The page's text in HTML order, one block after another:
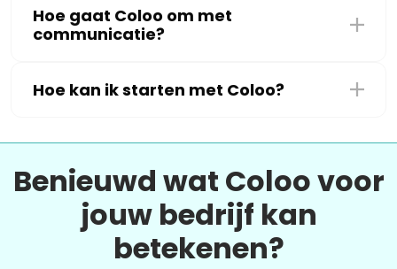
Hoe gaat Coloo om met
communicatie?
Hoe kan ik starten met Coloo?
Benieuwd wat Coloo voor
jouw bedrijf kan
betekenen?